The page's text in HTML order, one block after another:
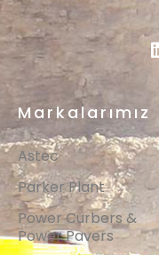
Markalarımız
Astec
Parker Plant
Power Curbers &
Power Pavers